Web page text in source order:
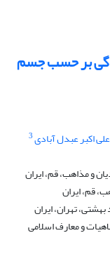
بر حسب جسم
علی اکبر عبدل آبادی3
و مذاهب، قم، ایران
قم، ایران
تهران، ایران
و معارف اسلامی